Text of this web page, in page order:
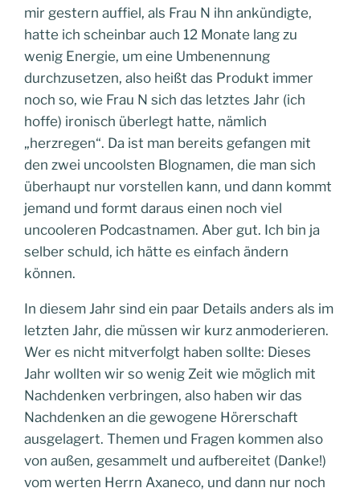
mir gestern auffiel, als Frau N ihn ankündigte,
hatte ich scheinbar auch 12 Monate lang zu
wenig Energie, um eine Umbenennung
durchzusetzen, also heißt das Produkt immer
noch so, wie Frau N sich das letztes Jahr (ich
hoffe) ironisch überlegt hatte, nämlich
„herzregen“. Da ist man bereits gefangen mit
den zwei uncoolsten Blognamen, die man sich
überhaupt nur vorstellen kann, und dann kommt
jemand und formt daraus einen noch viel
uncooleren Podcastnamen. Aber gut. Ich bin ja
selber schuld, ich hätte es einfach ändern
können.
In diesem Jahr sind ein paar Details anders als im
letzten Jahr, die müssen wir kurz anmoderieren.
Wer es nicht mitverfolgt haben sollte: Dieses
Jahr wollten wir so wenig Zeit wie möglich mit
Nachdenken verbringen, also haben wir das
Nachdenken an die gewogene Hörerschaft
ausgelagert. Themen und Fragen kommen also
von außen, gesammelt und aufbereitet (Danke!)
vom werten Herrn Axaneco, und dann nur noch